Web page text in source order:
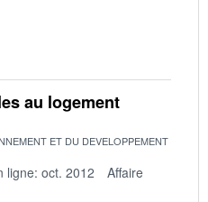
au logement
ET DU DEVELOPPEMENT
ligne: oct. 2012
Affaire